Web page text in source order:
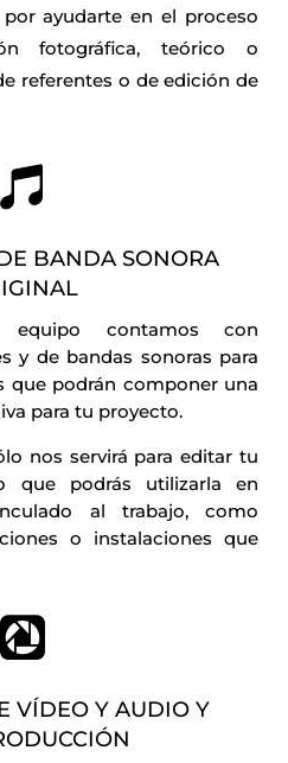
ayudarte en el proceso
fotográfica, teórico o
referentes o de edición de

BANDA SONORA
contamos con
y de bandas sonoras para
que podrán componer una
para tu proyecto.
nos servirá para editar tu
que podrás utilizarla en
al trabajo, como
o instalaciones que

VÍDEO Y AUDIO Y